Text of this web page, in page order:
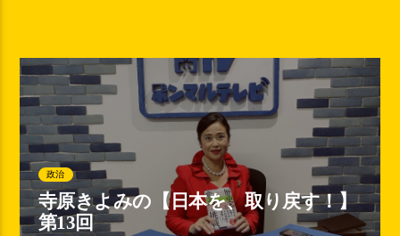
政治
寺原きよみの【日本を、取り戻す！】
第13回